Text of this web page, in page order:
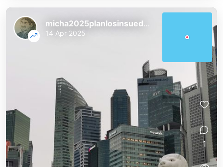
micha2025planlosinsuedostasien
14 Apr 2025
1